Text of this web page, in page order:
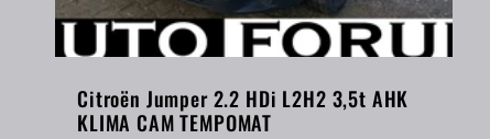
Citroën Jumper 2.2 HDi L2H2 3,5t AHK
KLIMA CAM TEMPOMAT